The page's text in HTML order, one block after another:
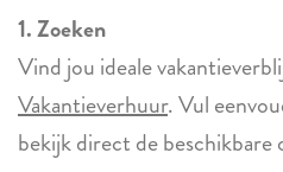
1. Zoeken
Vind jou ideale
Vakantieverhuur. Vul
bekijk direct de beschikbare